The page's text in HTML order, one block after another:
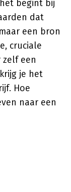
begint bij
dat
een bron
cruciale
een
je het
Hoe
naar een